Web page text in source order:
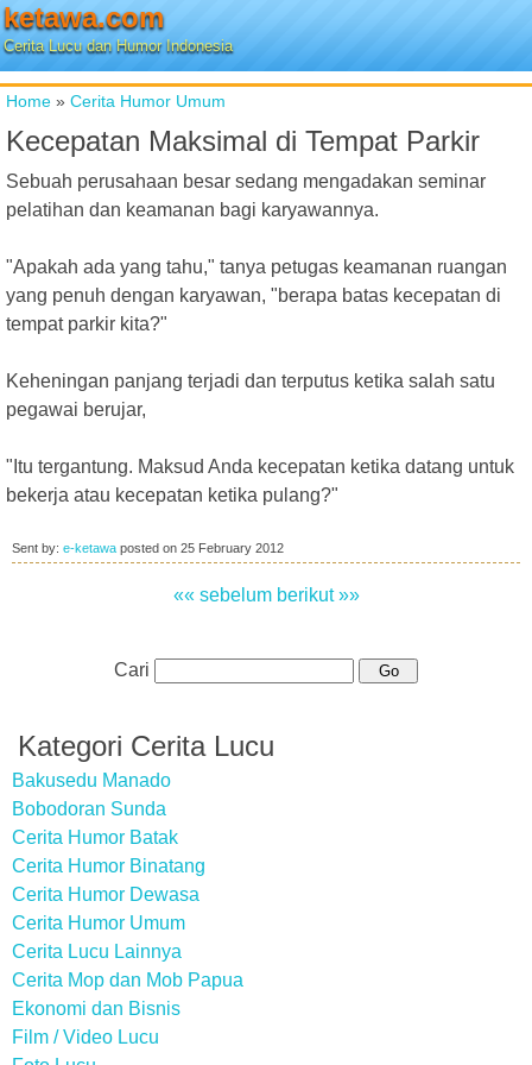
ketawa.com
Cerita Lucu dan Humor Indonesia
Home » Cerita Humor Umum
Kecepatan Maksimal di Tempat Parkir
Sebuah perusahaan besar sedang mengadakan seminar
pelatihan dan keamanan bagi karyawannya.
"Apakah ada yang tahu," tanya petugas keamanan ruangan
yang penuh dengan karyawan, "berapa batas kecepatan di
tempat parkir kita?"
Keheningan panjang terjadi dan terputus ketika salah satu
pegawai berujar,
"Itu tergantung. Maksud Anda kecepatan ketika datang untuk
bekerja atau kecepatan ketika pulang?"
Sent by: e-ketawa posted on 25 February 2012
«« sebelum berikut »»
Cari
Kategori Cerita Lucu
Bakusedu Manado
Bobodoran Sunda
Cerita Humor Batak
Cerita Humor Binatang
Cerita Humor Dewasa
Cerita Humor Umum
Cerita Lucu Lainnya
Cerita Mop dan Mob Papua
Ekonomi dan Bisnis
Film / Video Lucu